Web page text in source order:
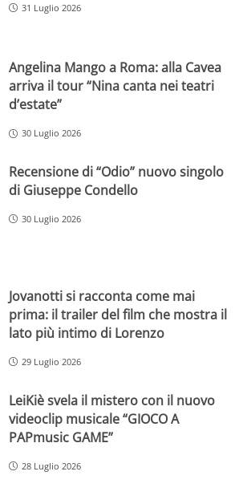
31 Luglio 2026
Angelina Mango a Roma: alla Cavea
arriva il tour “Nina canta nei teatri
d’estate”
30 Luglio 2026
Recensione di “Odio” nuovo singolo
di Giuseppe Condello
30 Luglio 2026
Jovanotti si racconta come mai
prima: il trailer del film che mostra il
lato più intimo di Lorenzo
29 Luglio 2026
LeiKiè svela il mistero con il nuovo
videoclip musicale “GIOCO A
PAPmusic GAME”
28 Luglio 2026